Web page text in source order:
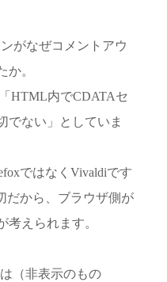
がなぜコメントアウ
か。
HTML内でCDATAセ
でない」としていま
ではなくVivaldiです
だから、ブラウザ側が
考えられます。
（非表示のもの